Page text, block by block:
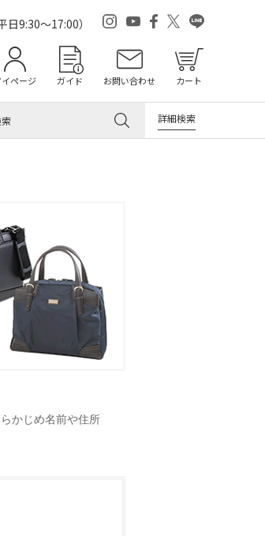
平日9:30～17:00）
イページ ガイド お問い合わせ カート
詳細検索
かじめ名前や住所